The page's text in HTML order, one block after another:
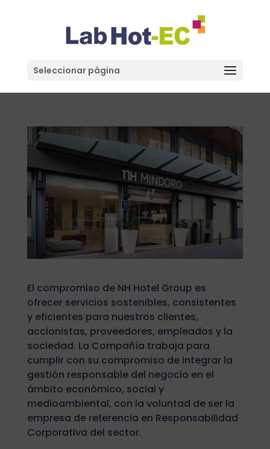
Seleccionar página
El compromiso de NH Hotel Group es
ofrecer servicios sostenibles, consistentes
y eficientes para nuestros clientes,
accionistas, proveedores, empleados y la
sociedad. La Compañía trabaja para
cumplir con su compromiso de integrar la
gestión responsable del negocio en el
ámbito económico, social y
medioambiental, con la voluntad de ser la
empresa de referencia en Responsabilidad
Corporativa del sector.